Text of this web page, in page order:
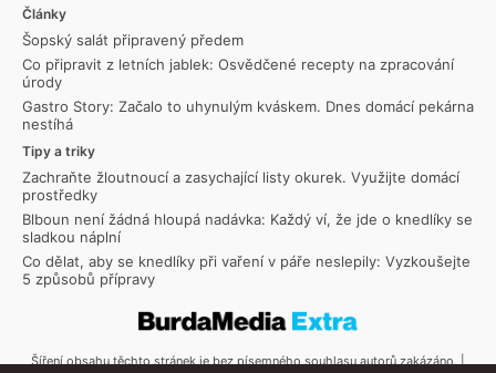
Články
Šopský salát připravený předem
Co připravit z letních jablek: Osvědčené recepty na zpracování
úrody
Gastro Story: Začalo to uhynulým kváskem. Dnes domácí pekárna
nestíhá
Tipy a triky
Zachraňte žloutnoucí a zasychající listy okurek. Využijte domácí
prostředky
Blboun není žádná hloupá nadávka: Každý ví, že jde o knedlíky se
sladkou náplní
Co dělat, aby se knedlíky při vaření v páře neslepily: Vyzkoušejte
5 způsobů přípravy
Šíření obsahu těchto stránek je bez písemného souhlasu autorů zakázáno. |